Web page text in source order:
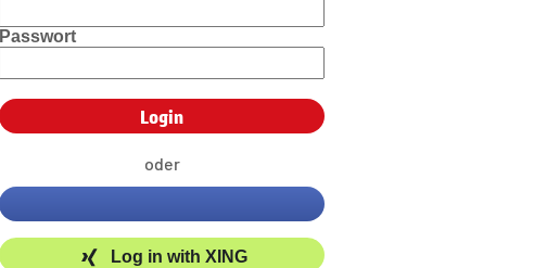
Passwort
oder
Log in with XING